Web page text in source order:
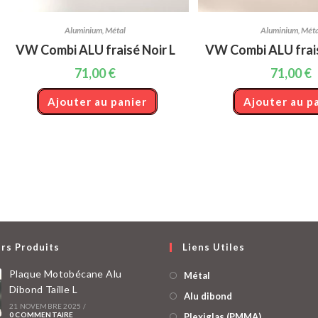
Aluminium,Métal
VW Combi ALU fraisé Noir L
71,00€
Ajouter au panier
Aluminium,
VW Combi ALU
71,00€
Ajouter au
Produits
Plaque Motobécane Alu
Dibond Taille L
21 NOVEMBRE 2025 /
0 COMMENTAIRE
Liens Utiles
Métal
Alu dibond